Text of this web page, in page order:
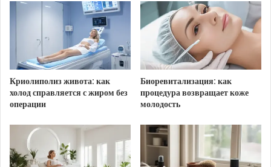
BB-код для вставки на форум:
Ссылка на изображение:
Котики мило целуются.
HTML-код для вставки на сайт и блог:
BB-код для вставки на форум:
Криолиполиз живота: как
холод справляется с жиром без
операции
Биоревитализация: как
процедура возвращает коже
молодость